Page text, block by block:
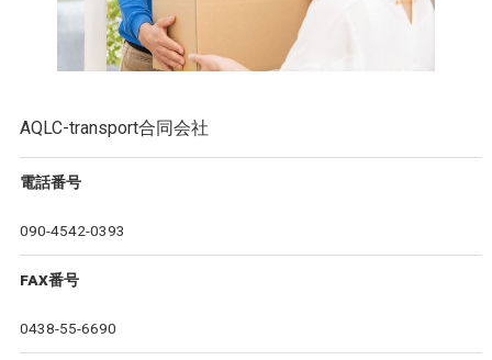
AQLC-transport合同会社
電話番号
090-4542-0393
FAX番号
0438-55-6690